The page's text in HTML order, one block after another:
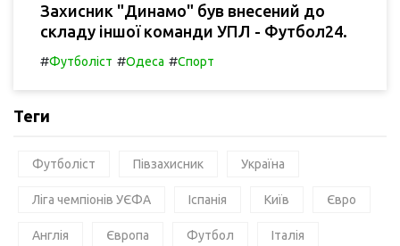
Захисник "Динамо" був внесений до
складу іншої команди УПЛ - Футбол24.
#Футболіст #Одеса #Спорт
Теги
Футболіст Півзахисник Україна
Ліга чемпіонів УЄФА Іспанія Київ Євро
Англія Європа Футбол Італія